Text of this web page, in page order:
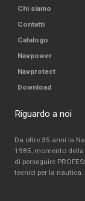
Chi siamo
Contatti
Catalogo
Navpower
Navprotect
Download
Riguardo a noi
Da oltre 35 anni la
1985, momento
di perseguire
tecnici per la nautica.